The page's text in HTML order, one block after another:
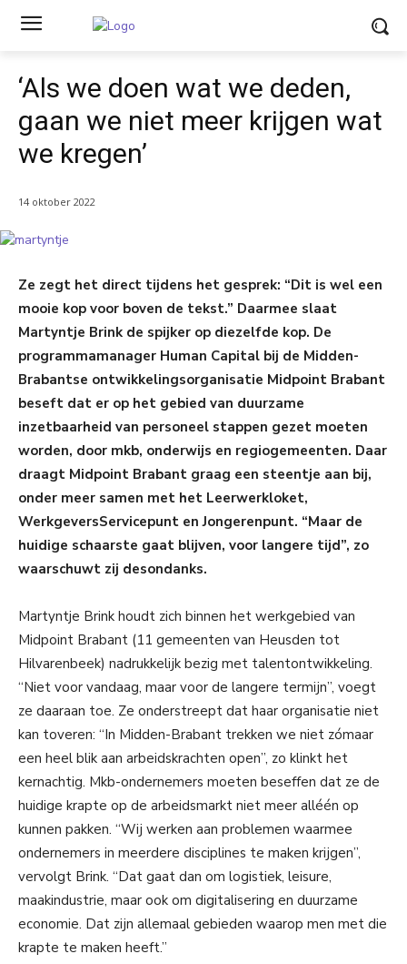
‘Als we doen wat we deden,
gaan we niet meer krijgen wat
we kregen’
14 oktober 2022
Ze zegt het direct tijdens het gesprek: “Dit is wel een
mooie kop voor boven de tekst.” Daarmee slaat
Martyntje Brink de spijker op diezelfde kop. De
programmamanager Human Capital bij de Midden-
Brabantse ontwikkelingsorganisatie Midpoint Brabant
beseft dat er op het gebied van duurzame
inzetbaarheid van personeel stappen gezet moeten
worden, door mkb, onderwijs en regiogemeenten. Daar
draagt Midpoint Brabant graag een steentje aan bij,
onder meer samen met het Leerwerkloket,
WerkgeversServicepunt en Jongerenpunt. “Maar de
huidige schaarste gaat blijven, voor langere tijd”, zo
waarschuwt zij desondanks.
Martyntje Brink houdt zich binnen het werkgebied van
Midpoint Brabant (11 gemeenten van Heusden tot
Hilvarenbeek) nadrukkelijk bezig met talentontwikkeling.
“Niet voor vandaag, maar voor de langere termijn”, voegt
ze daaraan toe. Ze onderstreept dat haar organisatie niet
kan toveren: “In Midden-Brabant trekken we niet zómaar
een heel blik aan arbeidskrachten open”, zo klinkt het
kernachtig. Mkb-ondernemers moeten beseffen dat ze de
huidige krapte op de arbeidsmarkt niet meer alléén op
kunnen pakken. “Wij werken aan problemen waarmee
ondernemers in meerdere disciplines te maken krijgen”,
vervolgt Brink. “Dat gaat dan om logistiek, leisure,
maakindustrie, maar ook om digitalisering en duurzame
economie. Dat zijn allemaal gebieden waarop men met die
krapte te maken heeft.”